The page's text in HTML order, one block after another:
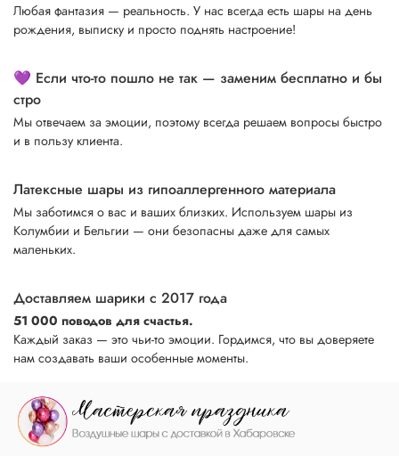
Любая фантазия — реальность. У нас всегда есть шары на день
рождения, выписку и просто поднять настроение!
💜 Если что-то пошло не так — заменим бесплатно и бы
стро
Мы отвечаем за эмоции, поэтому всегда решаем вопросы быстро
и в пользу клиента.
Латексные шары из гипоаллергенного материала
Мы заботимся о вас и ваших близких. Используем шары из
Колумбии и Бельгии — они безопасны даже для самых
маленьких.
Доставляем шарики с 2017 года
51 000 поводов для счастья.
Каждый заказ — это чьи-то эмоции. Гордимся, что вы доверяете
нам создавать ваши особенные моменты.